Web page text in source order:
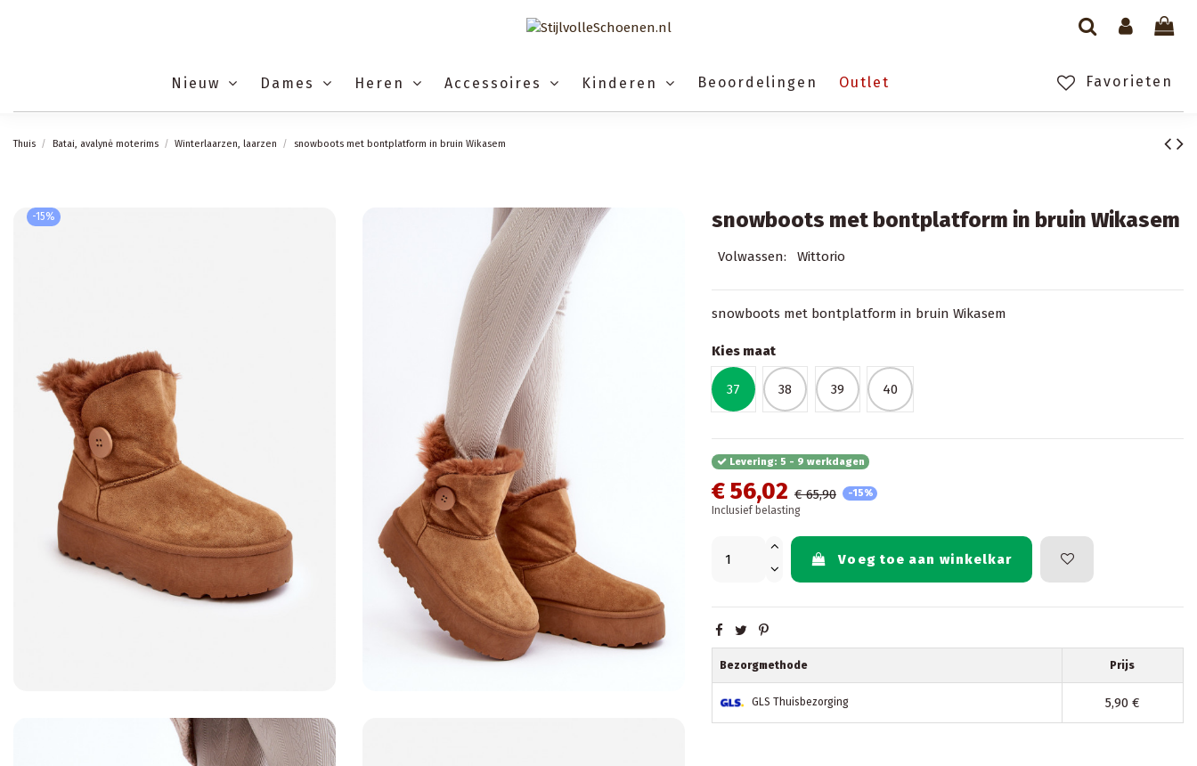
Nieuw Dames Heren Accessoires Kinderen Beoordelingen Favorieten
Outlet
Thuis Batai, avalynė moterims Winterlaarzen, laarzen snowboots met bontplatform in bruin Wikasem
-15% snowboots met bontplatform in bruin Wikasem
Volwassen: Wittorio
snowboots met bontplatform in bruin Wikasem
Kies maat
37 38 39 40
Levering: 5 - 9 werkdagen
€ 56,02 € 65,90
-15%
Inclusief belasting
Voeg toe aan winkelkar
Bezorgmethode Prijs
GLS Thuisbezorging 5,90 €